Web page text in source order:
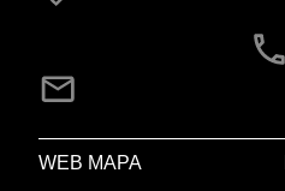
WEB MAPA